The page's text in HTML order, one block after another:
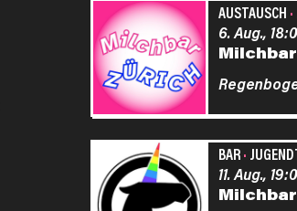
AUSTAUSCH ·
6. Aug.,
BAR·
11. Aug.,